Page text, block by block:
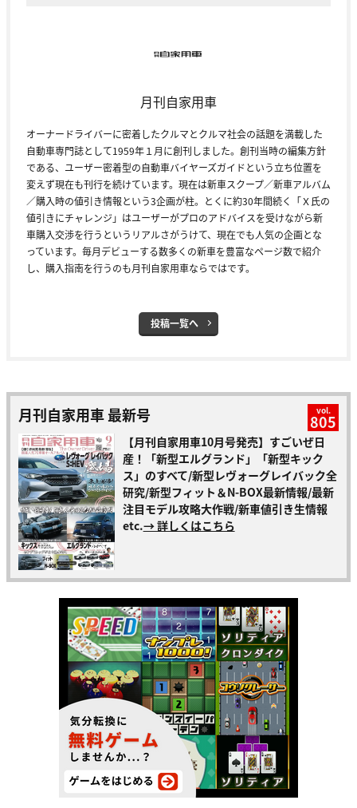
月刊自家用車
オーナードライバーに密着したクルマとクルマ社会の話題を満載した
自動車専門誌として1959年１月に創刊しました。創刊当時の編集方針
である、ユーザー密着型の自動車バイヤーズガイドという立ち位置を
変えず現在も刊行を続けています。現在は新車スクープ／新車アルバム
／購入時の値引き情報という3企画が柱。とくに約30年間続く「Ｘ氏の
値引きにチャレンジ」はユーザーがプロのアドバイスを受けながら新
車購入交渉を行うというリアルさがうけて、現在でも人気の企画とな
っています。毎月デビューする数多くの新車を豊富なページ数で紹介
し、購入指南を行うのも月刊自家用車ならではです。
投稿一覧へ
月刊自家用車 最新号 vol.
805
【月刊自家用車10月号発売】すごいぜ日
産！「新型エルグランド」「新型キック
ス」のすべて/新型レヴォーグレイバック全
研究/新型フィット＆N-BOX最新情報/最新
注目モデル攻略大作戦/新車値引き生情報
etc.→ 詳しくはこちら